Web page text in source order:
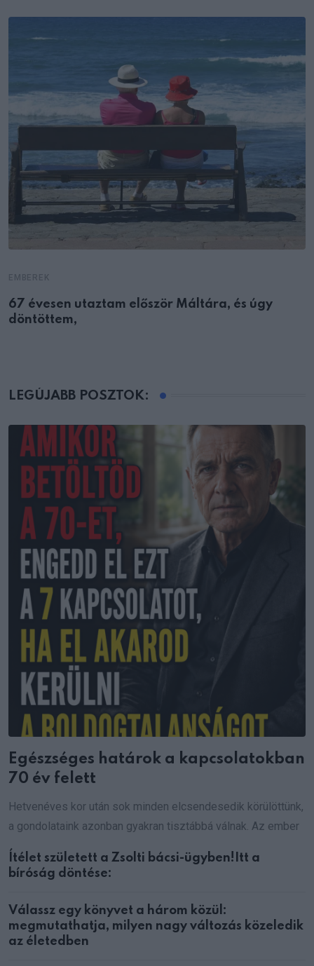
67 évesen utaztam először Máltára, és úgy
döntöttem,
LEGÚJABB POSZTOK:
Egészséges határok a kapcsolatokban
70 év felett
Hetvenéves kor után sok minden elcsendesedik körülöttünk,
a gondolataink azonban gyakran tisztábbá válnak. Az ember
Ítélet született a Zsolti bácsi-ügyben!Itt a
bíróság döntése:
Válassz egy könyvet a három közül:
megmutathatja, milyen nagy változás közeledik
az életedben